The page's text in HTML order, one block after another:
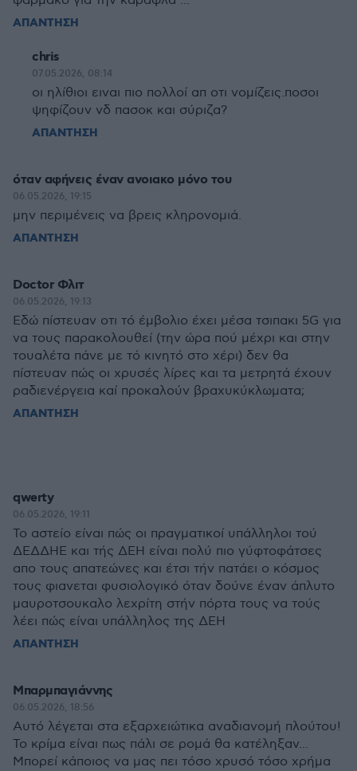
ΑΠΑΝΤΗΣΗ
chris
07.05.2026, 08:14
οι ηλίθιοι ειναι πιο πολλοί απ οτι νομίζεις.ποσοι
ψηφίζουν νδ πασοκ και σύριζα?
ΑΠΑΝΤΗΣΗ
όταν αφήνεις έναν ανοιακο μόνο του
06.05.2026, 19:15
μην περιμένεις να βρεις κληρονομιά.
ΑΠΑΝΤΗΣΗ
Doctor Φλιτ
06.05.2026, 19:13
Εδώ πίστευαν οτι τό έμβολιο έχει μέσα τσιπακι 5G για
να τους παρακολουθεί (την ώρα πού μέχρι και στην
τουαλέτα πάνε με τό κινητό στο χέρι) δεν θα
πίστευαν πώς οι χρυσές λίρες και τα μετρητά έχουν
ραδιενέργεια καί προκαλούν βραχυκύκλωματα;
ΑΠΑΝΤΗΣΗ
qwerty
06.05.2026, 19:11
Το αστείο είναι πώς οι πραγματικοί υπάλληλοι τού
ΔΕΔΔΗΕ και τής ΔΕΗ είναι πολύ πιο γύφτοφάτσες
απο τους απατεώνες και έτσι τήν πατάει ο κόσμος
τους φιανεται φυσιολογικό όταν δούνε έναν άπλυτο
μαυροτσουκαλο λεχρίτη στήν πόρτα τους να τούς
λέει πώς είναι υπάλληλος της ΔΕΗ
ΑΠΑΝΤΗΣΗ
Μπαρμπαγιάννης
06.05.2026, 18:56
Αυτό λέγεται στα εξαρχειώτικα αναδιανομή πλούτου!
Το κρίμα είναι πως πάλι σε ρομά θα κατέληξαν...
Μπορεί κάποιος να μας πει τόσο χρυσό τόσο χρήμα